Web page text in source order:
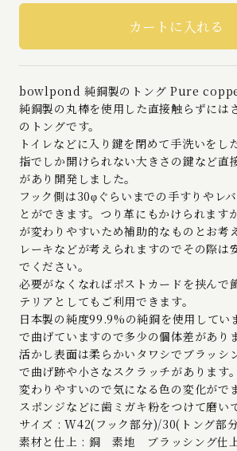
bowlpond 純銅製のトング Pure
純銅製の丸棒を使用した直接触らずには
のトングです。
トイレなどに入り鍵を閉めて手洗いをし
指でしか開けられない大きさの鍵など直
があり開発しました。
フック側は30φぐらいまでの手すりやレ
とができます。つり革にもかけられます
が変わりやすいため補助的なものとお考
レーキなどが考えられますのでその際は
でください。
必要がなくなればポストカードを挟んで
テリアとしてもご利用できます。
日本製の純度99.9%の純銅を使用してい
で曲げていますので多少の個体差があり
活かし表面は柔らかいタワシでブラッシ
で曲げ跡や小さなスクラッチがあります
変わりやすいので気になる色の変化がで
スポンジなどに歯ミガキ粉をつけて磨い
サイズ : W42(フック部分)/30(トング
素材と仕上 : 銅 素地 ブラッシング仕